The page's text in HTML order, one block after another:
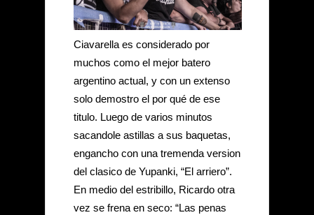
Ciavarella es considerado por
muchos como el mejor batero
argentino actual, y con un extenso
solo demostro el por qué de ese
titulo. Luego de varios minutos
sacandole astillas a sus baquetas,
engancho con una tremenda version
del clasico de Yupanki, “El arriero”.
En medio del estribillo, Ricardo otra
vez se frena en seco: “Las penas